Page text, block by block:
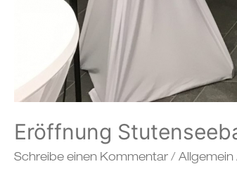
Eröffnung
Schreibe einen Kommentar / Allgemein